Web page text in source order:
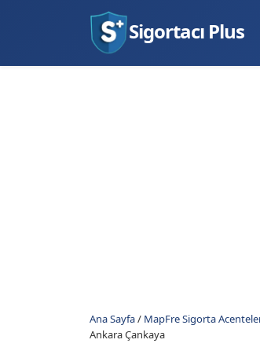
Sigortacı Plus
Ana Sayfa/ MapFre Sigorta
Ankara Çankaya